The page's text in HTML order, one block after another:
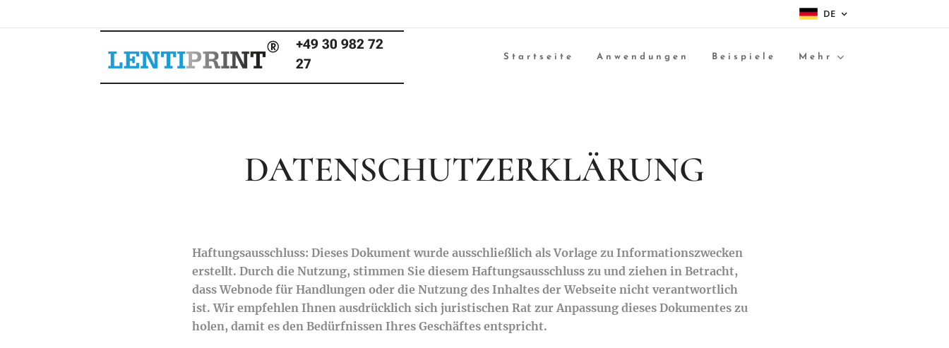
DE
+49 30 982 72
27
Startseite Anwendungen Beispiele Mehr
DATENSCHUTZERKLÄRUNG
Haftungsausschluss: Dieses Dokument wurde ausschließlich als Vorlage zu Informationszwecken
erstellt. Durch die Nutzung, stimmen Sie diesem Haftungsausschluss zu und ziehen in Betracht,
dass Webnode für Handlungen oder die Nutzung des Inhaltes der Webseite nicht verantwortlich
ist. Wir empfehlen Ihnen ausdrücklich sich juristischen Rat zur Anpassung dieses Dokumentes zu
holen, damit es den Bedürfnissen Ihres Geschäftes entspricht.